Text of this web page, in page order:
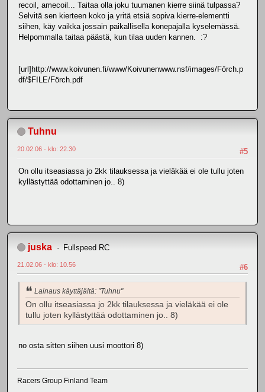
recoil, amecoil... Taitaa olla joku tuumanen kierre siinä tulpassa?
Selvitä sen kierteen koko ja yritä etsiä sopiva kierre-elementti
siihen, käy vaikka jossain paikallisella konepajalla kyselemässä.
Helpommalla taitaa päästä, kun tilaa uuden kannen. :?
[url]http://www.koivunen.fi/www/Koivunenwww.nsf/images/Förch.p
df/$FILE/Förch.pdf
Tuhnu
#5
20.02.06 - klo: 22.30
On ollu itseasiassa jo 2kk tilauksessa ja vieläkää ei ole tullu joten
kyllästyttää odottaminen jo.. 8)
juska Fullspeed RC
#6
21.02.06 - klo: 10.56
Lainaus käyttäjältä: "Tuhnu"
On ollu itseasiassa jo 2kk tilauksessa ja vieläkää ei ole
tullu joten kyllästyttää odottaminen jo.. 8)
no osta sitten siihen uusi moottori 8)
Racers Group Finland Team